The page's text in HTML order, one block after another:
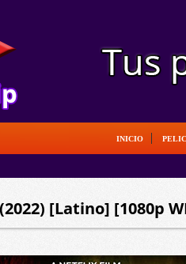
INICIO
[Latino] [1080p